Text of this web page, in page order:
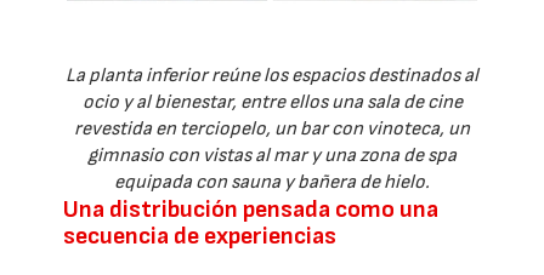
La planta inferior reúne los espacios destinados al
ocio y al bienestar, entre ellos una sala de cine
revestida en terciopelo, un bar con vinoteca, un
gimnasio con vistas al mar y una zona de spa
equipada con sauna y bañera de hielo.
Una distribución pensada como una
secuencia de experiencias